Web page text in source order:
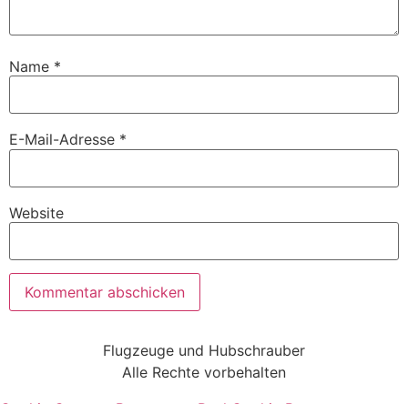
Name *
E-Mail-Adresse *
Website
Flugzeuge und Hubschrauber
Alle Rechte vorbehalten